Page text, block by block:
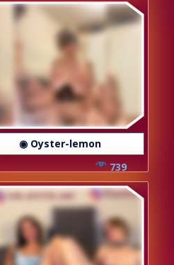
◉ Oyster-lemon
739